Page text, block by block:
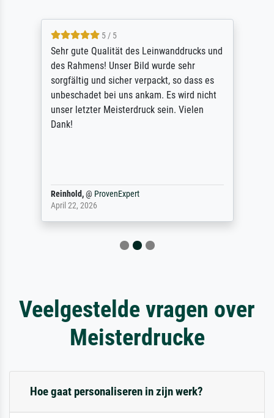
5 / 5
Sehr gute Qualität des Leinwanddrucks und
des Rahmens! Unser Bild wurde sehr
sorgfältig und sicher verpackt, so dass es
unbeschadet bei uns ankam. Es wird nicht
unser letzter Meisterdruck sein. Vielen
Dank!
Reinhold,@ ProvenExpert
April 22, 2026
Veelgestelde vragen over
Meisterdrucke
Hoe gaat personaliseren in zijn werk?